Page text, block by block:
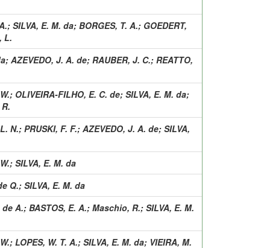
; SILVA, E. M. da; BORGES, T. A.; GOEDERT,
L.
; AZEVEDO, J. A. de; RAUBER, J. C.; REATTO,
; OLIVEIRA-FILHO, E. C. de; SILVA, E. M. da;
N.; PRUSKI, F. F.; AZEVEDO, J. A. de; SILVA,
; SILVA, E. M. da
Q.; SILVA, E. M. da
de A.; BASTOS, E. A.; Maschio, R.; SILVA, E. M.
; LOPES, W. T. A.; SILVA, E. M. da; VIEIRA, M.